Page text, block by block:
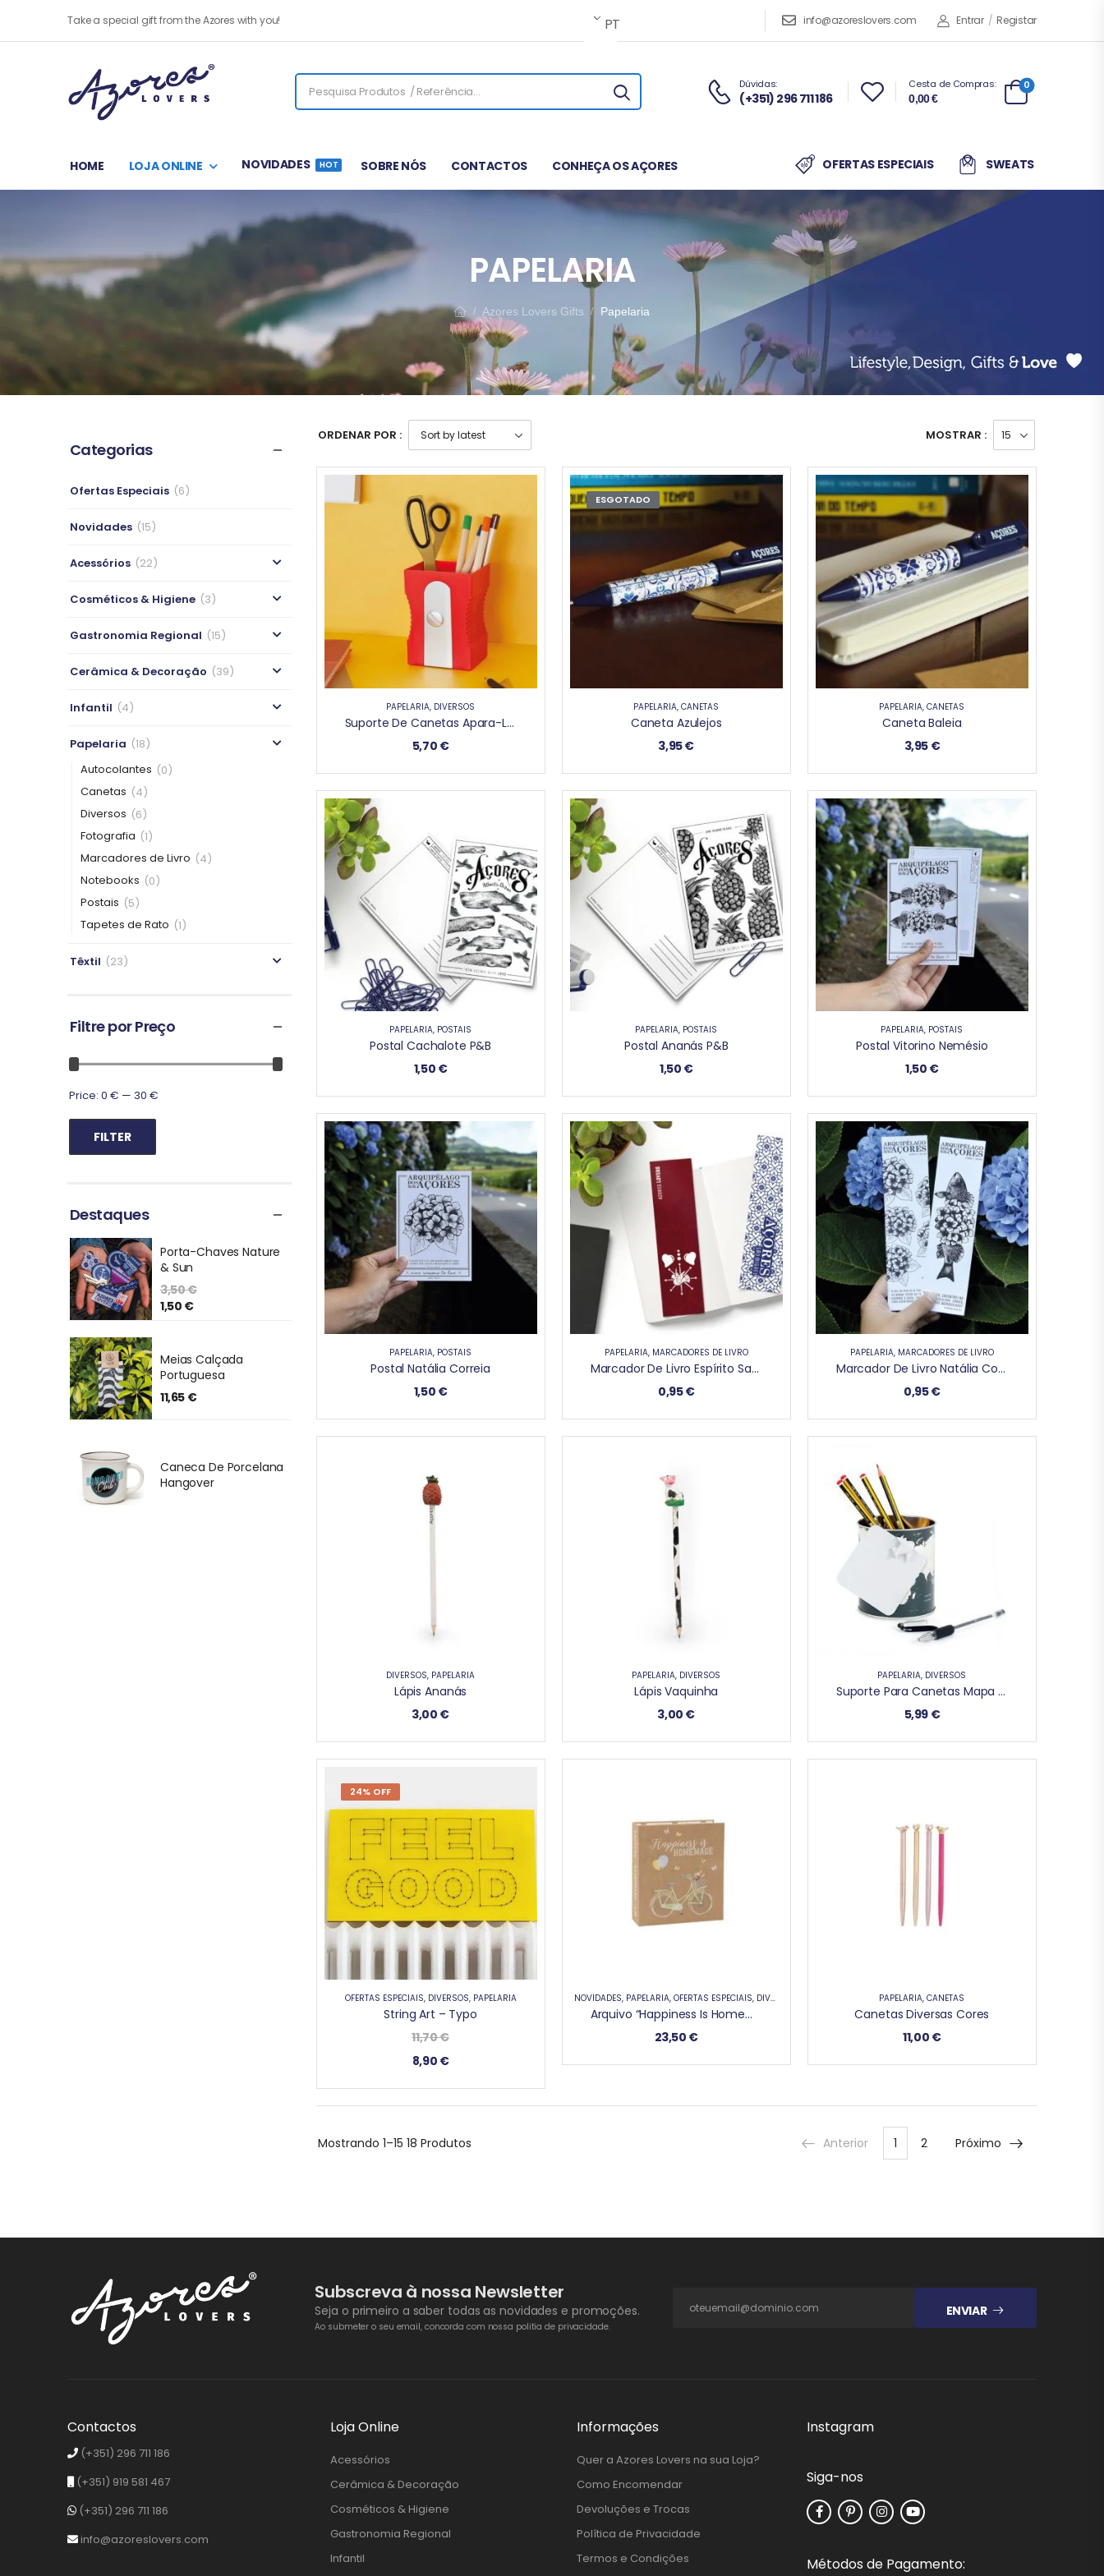
Take a special gift from the Azores with you! PT info@azoreslovers.com Entrar / Registar
Dúvidas:
(+351) 296 711 186
Cesta de Compras:
0,00€
0
HOME LOJA ONLINE NOVIDADES HOT SOBRE NÓS CONTACTOS CONHEÇA OS AÇORES OFERTAS ESPECIAIS SWEATS
PAPELARIA
/ Azores Lovers Gifts / Papelaria
Categorias
Ofertas Especiais (6)
Novidades (15)
Acessórios (22)
Cosméticos & Higiene (3)
Gastronomia Regional (15)
Cerâmica & Decoração (39)
Infantil (4)
Papelaria (18)
Autocolantes (0)
Canetas (4)
Diversos (6)
Fotografia (1)
Marcadores de Livro (4)
Notebooks (0)
Postais (5)
Tapetes de Rato (1)
Têxtil (23)
Filtre por Preço
FILTER
Price: 0 € — 30 €
Destaques
Porta-Chaves Nature
& Sun
3,50€
1,50 €
Meias Calçada
Portuguesa
11,65 €
Caneca De Porcelana
Hangover
ORDENAR POR : MOSTRAR :
PAPELARIA, DIVERSOS
Suporte De Canetas Apara-Lápis Vermelho
5,70 €
ESGOTADO
PAPELARIA,CANETAS
Caneta Azulejos
3,95€
PAPELARIA,CANETAS
Caneta Baleia
3,95 €
PAPELARIA, POSTAIS
Postal Cachalote P&B
1,50 €
PAPELARIA, POSTAIS
Postal Ananás P&B
1,50 €
PAPELARIA, POSTAIS
Postal Vitorino Nemésio
1,50 €
PAPELARIA, POSTAIS
Postal Natália Correia
1,50 €
PAPELARIA, MARCADORES DE LIVRO
Marcador De Livro Espírito Santo
0,95€
PAPELARIA, MARCADORES DE LIVRO
Marcador De Livro Natália Correia
0,95€
DIVERSOS, PAPELARIA
Lápis Ananás
3,00 €
PAPELARIA, DIVERSOS
Lápis Vaquinha
3,00 €
PAPELARIA, DIVERSOS
Suporte Para Canetas Mapa Mundo
5,99 €
24% OFF
OFERTAS ESPECIAIS, DIVERSOS, PAPELARIA
String Art – Typo
11,70€
8,90 €
NOVIDADES, PAPELARIA, OFERTAS ESPECIAIS, DIVERSOS
Arquivo “Happiness Is Homemade”
23,50 €
PAPELARIA,CANETAS
Canetas Diversas Cores
11,00 €
Mostrando 1–15 18 Produtos Anterior 1 2 Próximo
Subscreva à nossa Newsletter
Seja o primeiro a saber todas as novidades e promoções.
Ao submeter o seu email, concorda com nossa politia de privacidade.
ENVIAR
Contactos
(+351) 296 711 186
(+351) 919 581 467
(+351) 296 711 186
info@azoreslovers.com
Loja Online
Acessórios
Cerâmica & Decoração
Cosméticos & Higiene
Gastronomia Regional
Infantil
Informações
Quer a Azores Lovers na sua Loja?
Como Encomendar
Devoluções e Trocas
Política de Privacidade
Termos e Condições
Instagram
Siga-nos
Métodos de Pagamento: